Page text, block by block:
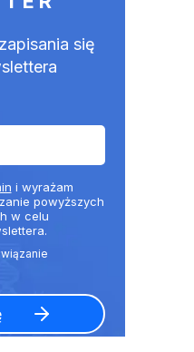
się
i wyrażam
powyższych
w celu